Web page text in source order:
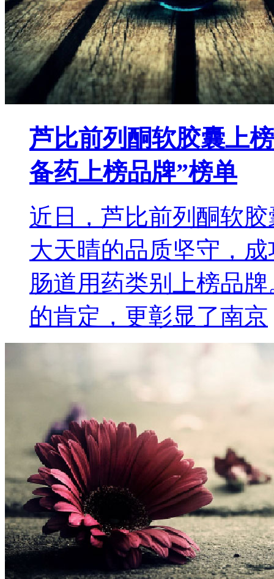
芦比前列酮软胶囊上
备药上榜品牌”榜单
近日，芦比前列酮软
大天晴的品质坚守，
肠道用药类别上榜品
的肯定，更彰显了南京